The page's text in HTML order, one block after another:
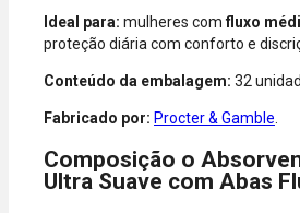
aceitas: Visa,
Mastercard,
Hipercard,
American
Diners.
Ideal para: mulheres comfluxo
proteção diária com conforto e
Conteúdo da embalagem: 32
Fabricado por: Procter & Gamble
Composição o
Ultra Suave com Abas